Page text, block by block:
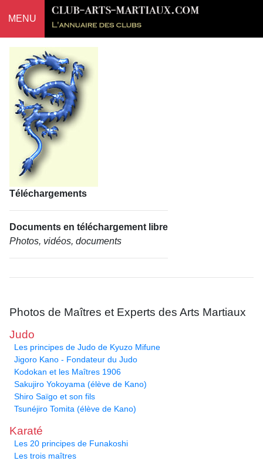
MENU
Téléchargements
Documents en téléchargement libre
Photos, vidéos, documents
Photos de Maîtres et Experts des Arts Martiaux
Judo
Les principes de Judo de Kyuzo Mifune
Jigoro Kano - Fondateur du Judo
Kodokan et les Maîtres 1906
Sakujiro Yokoyama (élève de Kano)
Shiro Saïgo et son fils
Tsunéjiro Tomita (élève de Kano)
Karaté
Les 20 principes de Funakoshi
Les trois maîtres